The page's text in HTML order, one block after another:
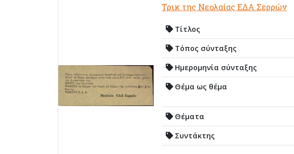
Τρικ της Νεολαίας ΕΔΑ Σερρών
Τίτλος
Τόπος σύνταξης
Ημερομηνία σύνταξης
Θέμα ως θέμα
Θέματα
Συντάκτης